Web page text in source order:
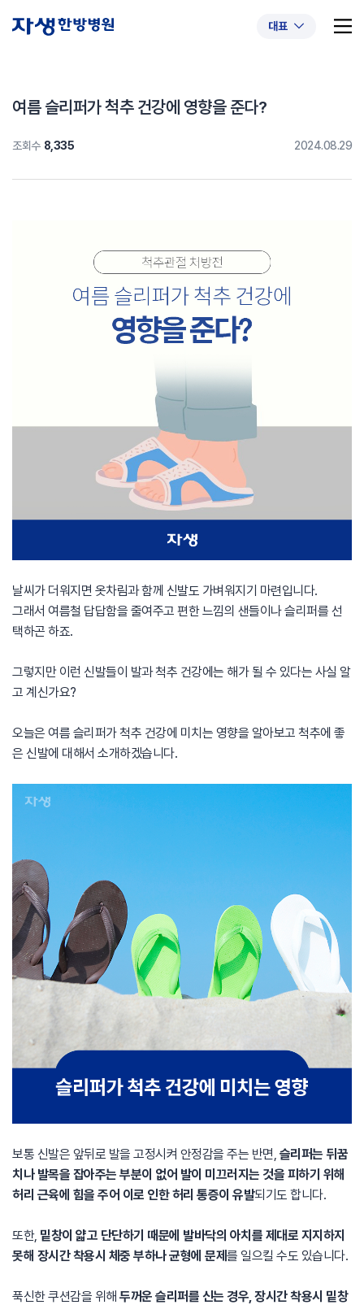
대표
추천 검색어
#교통사고후유증 #허리디스크 #목디스크
여름 슬리퍼가 척추 건강에 영향을 준다?
조회수 8,335 2024.08.29
날씨가 더워지면 옷차림과 함께 신발도 가벼워지기 마련입니다.
그래서 여름철 답답함을 줄여주고 편한 느낌의 샌들이나 슬리퍼를 선
택하곤 하죠.
그렇지만 이런 신발들이 발과 척추 건강에는 해가 될 수 있다는 사실 알
고 계신가요?
오늘은 여름 슬리퍼가 척추 건강에 미치는 영향을 알아보고 척추에 좋
은 신발에 대해서 소개하겠습니다.
보통 신발은 앞뒤로 발을 고정시켜 안정감을 주는 반면, 슬리퍼는 뒤꿈
치나 발목을 잡아주는 부분이 없어 발이 미끄러지는 것을 피하기 위해
허리 근육에 힘을 주어 이로 인한 허리 통증이 유발되기도 합니다.
또한, 밑창이 얇고 단단하기 때문에 발바닥의 아치를 제대로 지지하지
못해 장시간 착용시 체중 부하나 균형에 문제를 일으킬 수도 있습니다.
푹신한 쿠션감을 위해 두꺼운 슬리퍼를 신는 경우, 장시간 착용시 밑창